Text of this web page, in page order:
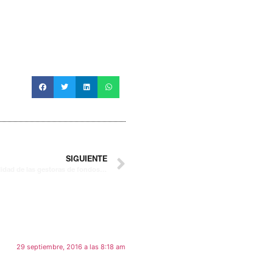
SIGUIENTE
29 septiembre, 2016 a las 8:18 am